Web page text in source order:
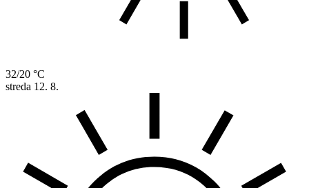
32/20 °C
streda 12. 8.